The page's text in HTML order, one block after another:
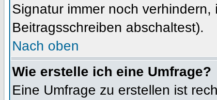
Signatur immer noch
Beitragsschreiben abschaltest).
Nach oben
Wie erstelle ich eine Umfrage?
Eine Umfrage zu erstellen ist